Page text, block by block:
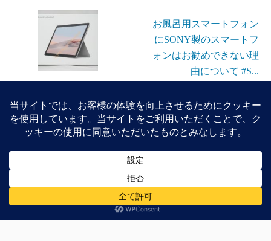
8100Y/8GB/128GB/LTE)
を購入しました
#Microsoft #Surf...
お風呂用スマートフォン
にSONY製のスマートフ
ォンはお勧めできない理
由について #S...
コメントする
メールアドレスが公開されることはありません。